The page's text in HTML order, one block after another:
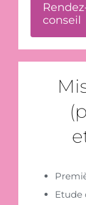
conseil
Etude